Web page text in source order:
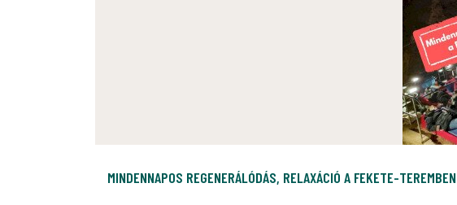
MINDENNAPOS REGENERÁLÓDÁS, RELAXÁCIÓ A FEKETE-TEREMBEN